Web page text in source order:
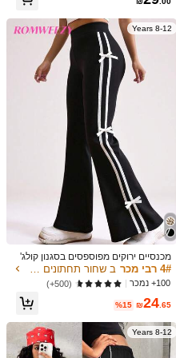
צבע: בז' / מידה: 10Y
Ihavetriedeverything
picturessopleasedon’
purchase
checkthe
עוזר(0)
צבע: בז' / מידה: 10Y
可愛いです。 129cm
で丈はピ
エアコンの効いてる学校では
（大阪です）。娘は履く瞬間
日外で過ごすときには良
んかな笑。クリップ式で取
עוזר
עוקב
ר, עם מכנסיים רגליים ישרים במיצוף מות
מיומי לחזרה לבית הספר
8-12 Years
מכנסיים ירוקים מפוספסים בסגנון קולג'
אמריקאי לבנות, בנות צעירות ובנות
4# רבי מכר
100+ נמכר (500+)
₪24.65
%15
8-12 Years